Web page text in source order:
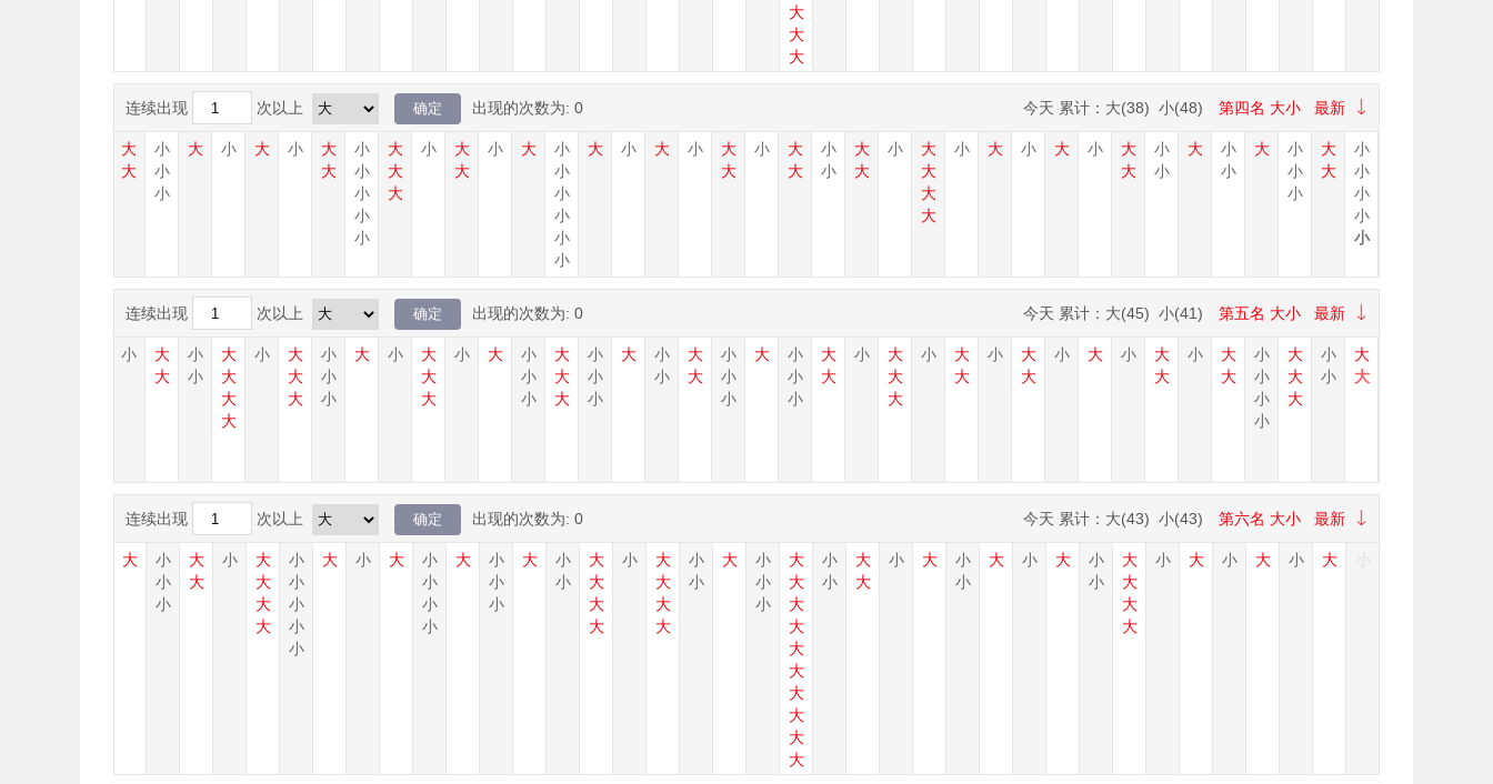
大
大
大
连续出现 次以上 出现的次数为: 0 今天 累计：大(38) 小(48) 第四名 大小 最新
小
小
小
小
小
大
大
小
小
小
大
小
小
大
小
小
大
大
小
大
小
大
小
大
大
大
大
小
大
大
小
小
大
大
小
大
大
小
大
小
大
小
小
小
小
小
小
大
小
大
大
小
大
大
大
小
小
小
小
小
大
大
小
大
小
大
小
小
小
大
大
连续出现 次以上 出现的次数为: 0 今天 累计：大(45) 小(41) 第五名 大小 最新
大
大
小
小
大
大
大
小
小
小
小
大
大
小
大
大
小
大
小
大
大
小
大
大
小
大
大
大
小
大
大
小
小
小
大
小
小
小
大
大
小
小
大
小
小
小
大
大
大
小
小
小
大
小
大
大
大
小
大
小
小
小
大
大
大
小
大
大
大
大
小
小
大
大
小
连续出现 次以上 出现的次数为: 0 今天 累计：大(43) 小(43) 第六名 大小 最新
大
小
大
小
大
小
大
大
大
大
小
小
大
小
大
小
小
大
小
大
大
小
小
大
大
大
大
大
大
大
大
大
大
小
小
小
大
小
小
大
大
大
大
小
大
大
大
大
小
小
大
小
小
小
大
小
小
小
小
大
小
大
小
小
小
小
小
大
大
大
大
小
大
大
小
小
小
大